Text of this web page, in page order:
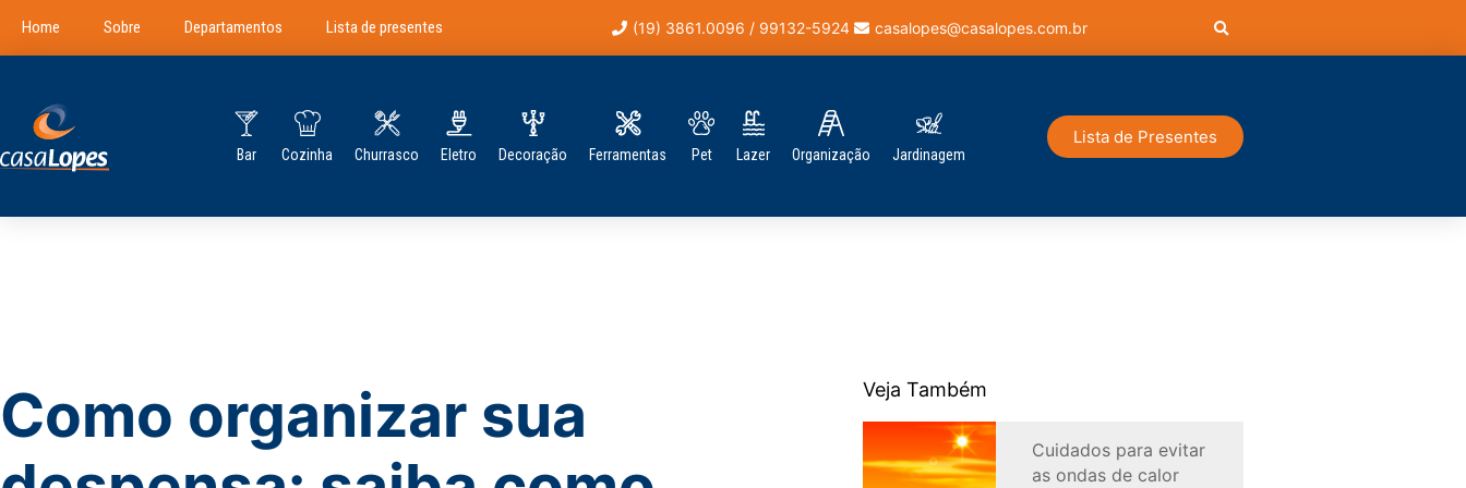
Home Sobre Departamentos Lista de presentes (19) 3861.0096 / 99132-5924 casalopes@casalopes.com.br
Bar Cozinha Churrasco Eletro Decoração Ferramentas Pet Lazer Organização Jardinagem
Lista de Presentes
Como organizar sua
Veja Também
Cuidados para evitar
as ondas de calor